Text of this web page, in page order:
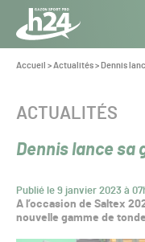
Panneau de gestion des
Aller au contenu
Toute
l’info
Pro
Vous
Accueil >Actualités> Dennis
Dennis lance sa
Publié le 9 janvier 2023 à
CATÉGORIE :
ACTUALITÉS
A l’occasion de Saltex
nouvelle gamme de